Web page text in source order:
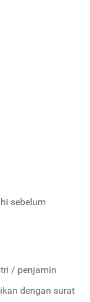
sebelum
/ penjamin
dengan surat